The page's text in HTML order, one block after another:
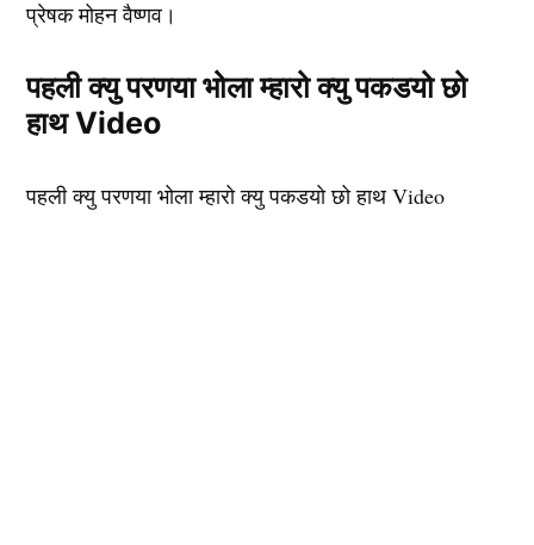
प्रेषक मोहन वैष्णव।
पहली क्यु परणया भोला म्हारो क्यु पकडयो छो
हाथ Video
पहली क्यु परणया भोला म्हारो क्यु पकडयो छो हाथ Video